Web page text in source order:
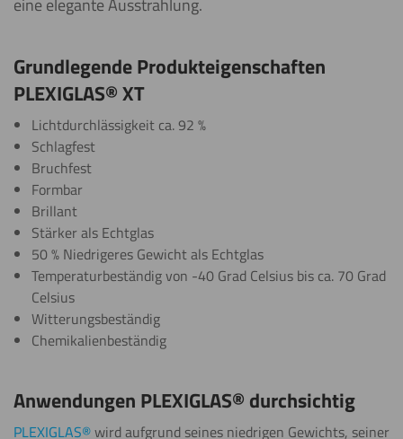
eine elegante Ausstrahlung.
Grundlegende Produkteigenschaften
PLEXIGLAS® XT
Lichtdurchlässigkeit ca. 92 %
Schlagfest
Bruchfest
Formbar
Brillant
Stärkerals Echtglas
50 % Niedrigeres Gewicht als Echtglas
Temperaturbeständigvon -40 Grad Celsius bis ca. 70 Grad
Celsius
Witterungsbeständig
Chemikalienbeständig
Anwendungen PLEXIGLAS® durchsichtig
PLEXIGLAS®wird aufgrund seines niedrigen Gewichts, seiner